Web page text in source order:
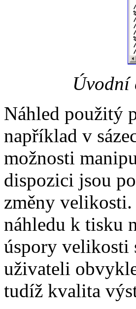
Úvodní
Náhled použitý
například v
možnosti
dispozici jsou
změny
náhledu k tisku
úspory velikosti
uživateli
tudíž kvalita